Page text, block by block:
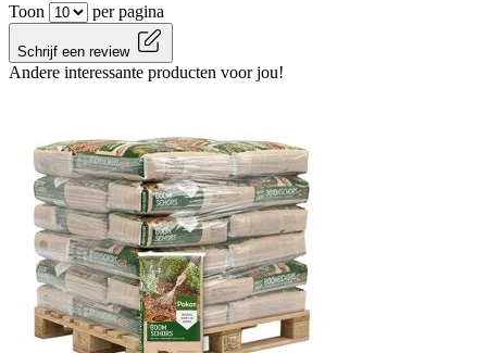
Toon
per pagina
Schrijf een review
Andere interessante producten voor jou!